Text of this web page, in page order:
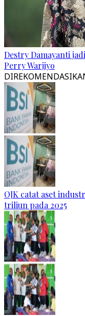
Destry Damayanti
Perry Warjiyo
OJK catat aset
triliun pada 2025